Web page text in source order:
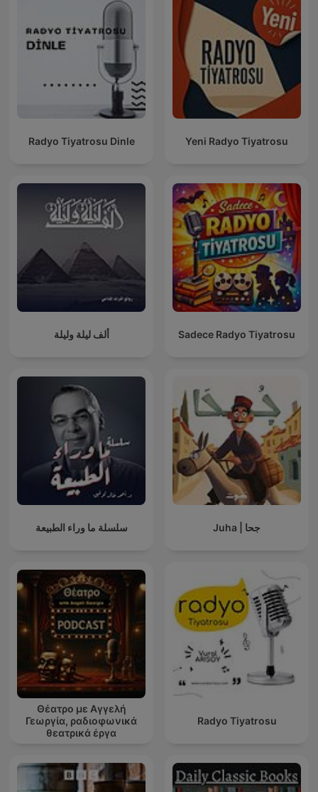
Radyo Tiyatrosu Dinle Yeni Radyo Tiyatrosu
ألف ليلة وليلة Sadece Radyo Tiyatrosu
سلسلة ما وراء الطبيعة Juha | جحا
Θέατρο με Αγγελή
Γεωργία, ραδιοφωνικά
θεατρικά έργα
Radyo Tiyatrosu